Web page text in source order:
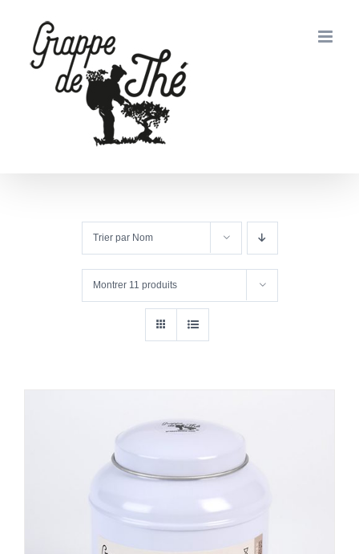
contenu
Trier par Nom
Montrer 11 produits